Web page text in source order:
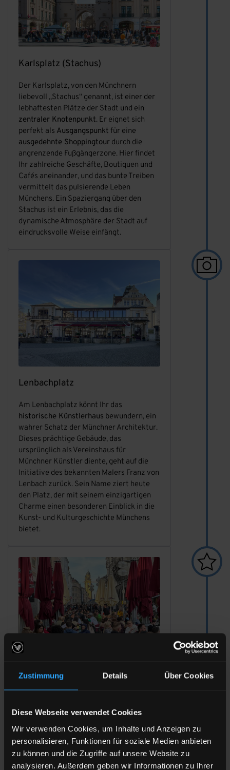
Zustimmung Details Über Cookies
Diese Webseite verwendet Cookies
Wir verwenden Cookies, um Inhalte und Anzeigen zu
personalisieren, Funktionen für soziale Medien anbieten
zu können und die Zugriffe auf unsere Website zu
analysieren. Außerdem geben wir Informationen zu Ihrer
Karlsplatz (Stachus)
Der Karlsplatz, von den Münchnern
liebevoll „Stachus“ genannt, ist einer der
lebhaftesten Plätze der Stadt und ein
zentraler Knotenpunkt. Er eignet sich
perfekt als Ausgangspunkt für eine
ausgedehnte Shoppingtour durch die
angrenzende Fußgängerzone. Hier findet
Ihr zahlreiche Geschäfte, Boutiquen und
Cafés aneinander, und das bunte Treiben
vermittelt das pulsierende Leben
Münchens. Ein Spaziergang über den
Stachus ist ein Erlebnis, das die
dynamische Atmosphäre der Stadt auf
eindrucksvolle Weise einfängt.
Lenbachplatz
Am Lenbachplatz könnt Ihr das
historische Künstlerhaus bewundern, ein
wahrer Schatz der Münchner Architektur.
Dieses prächtige Gebäude, das
ursprünglich als Vereinshaus für
Münchner Künstler diente, geht auf die
Initiative des bekannten Malers Franz von
Lenbach zurück. Sein Name ziert heute
den Platz, der mit seinem einzigartigen
Charme einen besonderen Einblick in die
Kunst- und Kulturgeschichte Münchens
bietet.
Theatinerstraße
entfernt erwartet Euch der berühmte
Marienplatz
, das Herzstück Münchens.
Dort könnt Ihr das
bekannte Glockenspiel
im Neuen Rathaus erleben, das Besucher
aus aller Welt begeistert. Die